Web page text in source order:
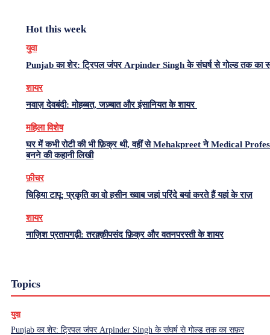
Hot this week
युवा
Punjab का शेर: ट्रिपल जंपर Arpinder Singh के संघर्ष से गोल्ड तक का
शायर
नवाज़ देवबंदी: मोहब्बत, जज़्बात और इंसानियत के शायर
महिला विशेष
घर में कभी रोटी की भी फ़िक्र थी, वहीं से Mehakpreet ने Medical
बनने की कहानी लिखी
फ़ीचर
चिड़िया टापू: प्रकृति का वो हसीन ख्वाब जहां परिंदे बयां करते हैं यहां के राज़
शायर
नाज़िश प्रतापगढ़ी: तरक़्क़ीपसंद फ़िक्र और वतनपरस्ती के शायर
Topics
युवा
Punjab का शेर: ट्रिपल जंपर Arpinder Singh के संघर्ष से गोल्ड तक का सफ़र